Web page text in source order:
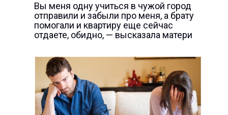
Вы меня одну учиться в чужой город
отправили и забыли про меня, а брату
помогали и квартиру еще сейчас
отдаете, обидно, — высказала матери